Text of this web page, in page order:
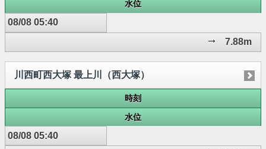
水位
08/08 05:40
7.88m
川西町西大塚 最上川（西大塚）
時刻
水位
08/08 05:40